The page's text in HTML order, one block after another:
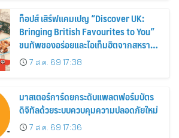
ท็อปส์ เสิร์ฟแคมเปญ “Discover UK:
Bringing British Favourites to You”
ขนทัพของอร่อยและไอเท็มฮิตจากสหราช
อาณาจักร ส่งตรงถึงมือตั้งแต่วันนี้ – 18
สิงหาคมนี้
7 ส.ค. 69 17:38
มาสเตอร์การ์ดยกระดับแพลตฟอร์มบัตร
ดิจิทัลด้วยระบบควบคุมความปลอดภัยใหม่
7 ส.ค. 69 17:36